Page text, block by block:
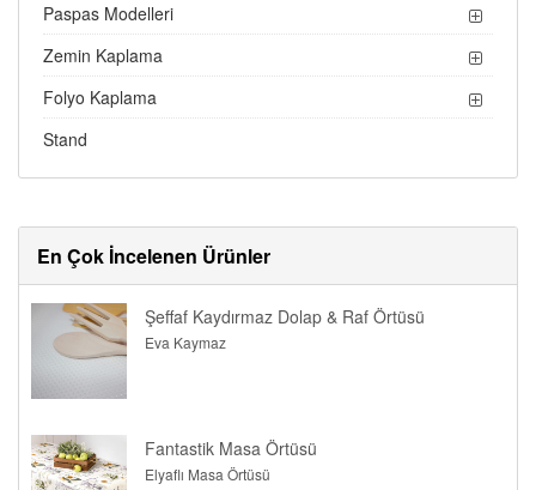
Paspas Modelleri
Zemin Kaplama
Folyo Kaplama
Stand
En Çok İncelenen Ürünler
Şeffaf Kaydırmaz Dolap & Raf Örtüsü
Eva Kaymaz
Fantastik Masa Örtüsü
Elyaflı Masa Örtüsü